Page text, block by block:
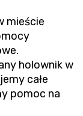
mieście
holownik w
całe
pomoc na